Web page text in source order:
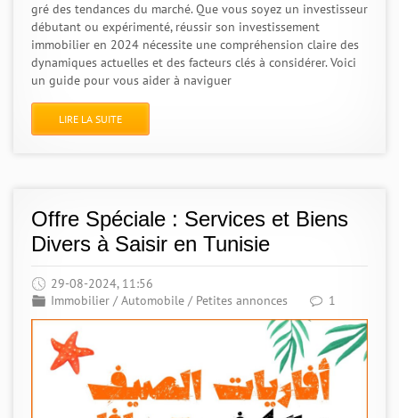
gré des tendances du marché. Que vous soyez un investisseur
débutant ou expérimenté, réussir son investissement
immobilier en 2024 nécessite une compréhension claire des
dynamiques actuelles et des facteurs clés à considérer. Voici
un guide pour vous aider à naviguer
LIRE LA SUITE
Offre Spéciale : Services et Biens
Divers à Saisir en Tunisie
29-08-2024, 11:56
Immobilier /Automobile / Petites annonces 1